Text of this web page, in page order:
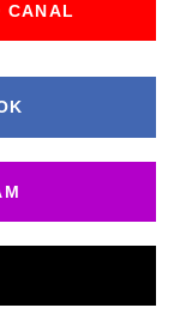
CANAL